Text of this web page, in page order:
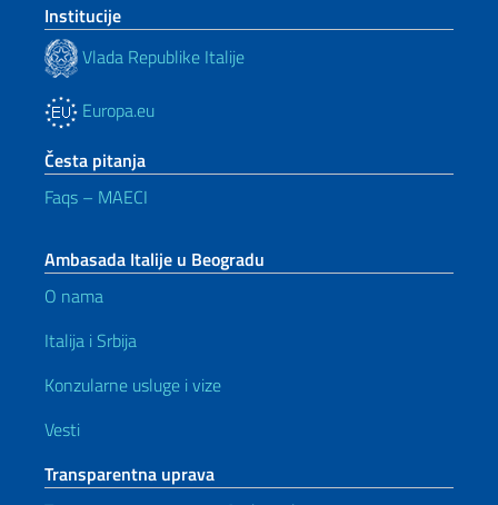
Institucije
Vlada Republike Italije
Europa.eu
Česta pitanja
Faqs – MAECI
Ambasada Italije u Beogradu
O nama
Italija i Srbija
Konzularne usluge i vize
Vesti
Transparentna uprava